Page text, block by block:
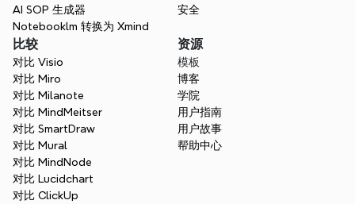
AI SOP 生成器
Notebooklm 转换为 Xmind
安全
比较
对比 Visio
对比 Miro
对比 Milanote
对比 MindMeitser
对比 SmartDraw
对比 Mural
对比 MindNode
对比 Lucidchart
对比 ClickUp
资源
模板
博客
学院
用户指南
用户故事
帮助中心